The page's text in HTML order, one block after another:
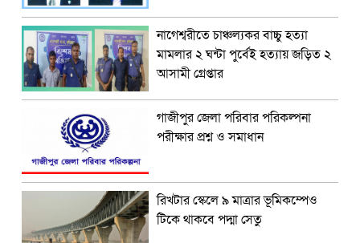
নাগেশ্বরীতে চাঞ্চল্যকর বাচ্চু হত্যা
মামলার ২ ঘন্টা পুর্বেই হত্যায় জড়িত ২
আসামী গ্রেপ্তার
গাজীপুর জেলা পরিবার পরিকল্পনা
পরীক্ষার প্রশ্ন ও সমাধান
রিখটার স্কেলে ৯ মাত্রার ভূমিকম্পেও
টিকে থাকবে পদ্মা সেতু